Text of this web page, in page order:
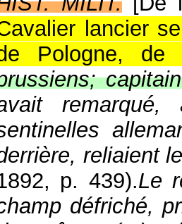
lancier
Pologne, de
reliaient
, p. 439).Le
défriché,